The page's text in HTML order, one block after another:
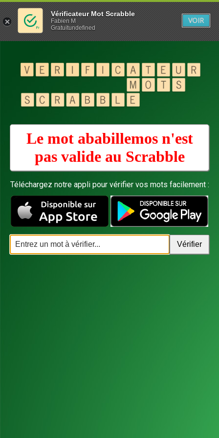
Le mot ababillemos n'est
pas valide au Scrabble
Téléchargez notre appli pour vérifier vos mots facilement :
Vérificateur Mot Scrabble
Fabien M
Gratuitundefined
VOIR